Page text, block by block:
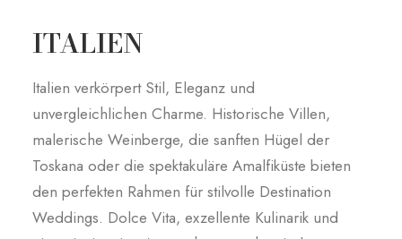
ITALIEN
Italien verkörpert Stil, Eleganz und
unvergleichlichen Charme. Historische Villen,
malerische Weinberge, die sanften Hügel der
Toskana oder die spektakuläre Amalfiküste bieten
den perfekten Rahmen für stilvolle Destination
Weddings. Dolce Vita, exzellente Kulinarik und